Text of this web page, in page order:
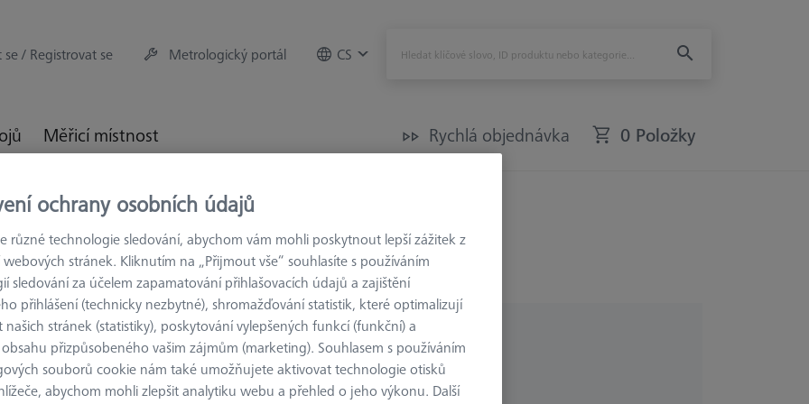
se / Registrovat se Metrologický portál CS
Měřicí místnost Rychlá objednávka 0 Položky
Prodloužení M3 XXT CFX® ZEISS REACH CFX® 1, M3 XXT
ochrany osobních údajů
různé technologie sledování, abychom vám mohli poskytnout lepší zážitek z
stránek. Kliknutím na „Přijmout vše“ souhlasíte s používáním
sledování za účelem zapamatování přihlašovacích údajů a zajištění
přihlášení (technicky nezbytné), shromažďování statistik, které optimalizují
stránek (statistiky), poskytování vylepšených funkcí (funkční) a
přizpůsobeného vašim zájmům (marketing). Souhlasem s používáním
souborů cookie nám také umožňujete aktivovat technologie otisků
abychom mohli zlepšit analytiku webu a přehled o jeho výkonu. Další